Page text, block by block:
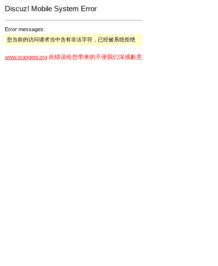
Discuz! Mobile System Error
Error messages:
您当前的访问请求当中含有非法字符，已经被系统拒绝
www.orangepi.org 此错误给您带来的不便我们深感歉意